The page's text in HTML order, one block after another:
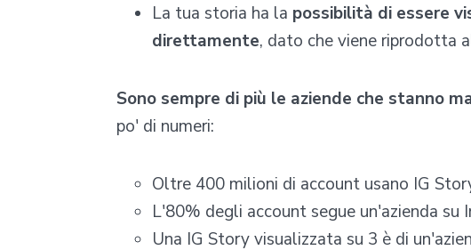
La tua storia ha la possibilità di essere
direttamente, dato che viene riprodotta
Sono sempre di più le aziende che stanno
po' di numeri:
Oltre 400 milioni di account usano IG
L'80% degli account segue un'azienda su
Una IG Story visualizzata su 3 è di